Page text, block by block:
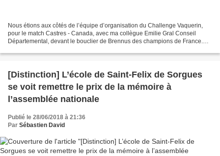
Nous étions aux côtés de l’équipe d’organisation du Challenge Vaquerin,
pour le match Castres - Canada, avec ma collègue Emilie Gral Conseil
Départemental, devant le bouclier de Brennus des champions de France.
[Distinction] L’école de Saint-Felix de Sorgues
se voit remettre le prix de la mémoire à
l’assemblée nationale
Publié le 28/06/2018 à 21:36
Par Sébastien David